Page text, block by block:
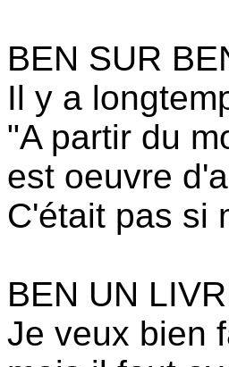
BEN SUR
Il y a
"A partir du
est oeuvre
C'était pas si
BEN UN
Je veux bien